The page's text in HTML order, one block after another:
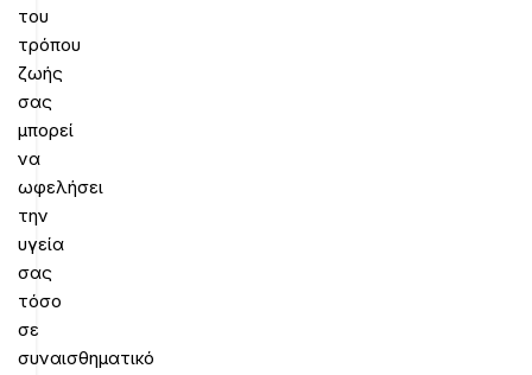
του
τρόπου
ζωής
σας
μπορεί
να
ωφελήσει
την
υγεία
σας
τόσο
σε
συναισθηματικό